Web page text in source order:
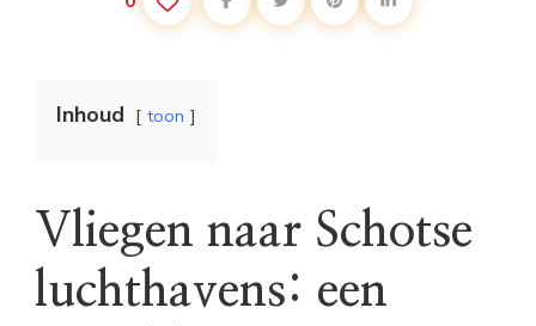
Inhoud toon
Vliegen naar Schotse
luchthavens: een